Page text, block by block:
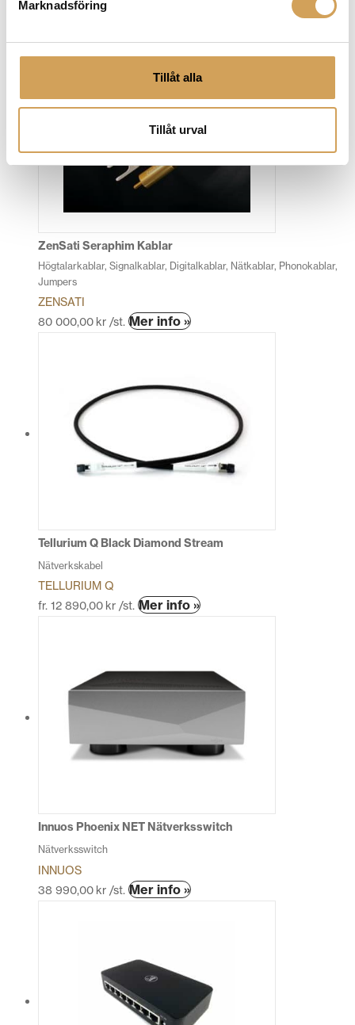
Marknadsföring
Tillåt alla
Tillåt urval
ZenSati Seraphim Kablar
Högtalarkablar, Signalkablar, Digitalkablar, Nätkablar, Phonokablar,
Jumpers
ZENSATI
80 000,00 kr /st. Mer info »Den
flera
varianter.
olika
alternativen
produktsidan
Tellurium Q Black Diamond Stream
Nätverkskabel
TELLURIUM Q
fr. 12 890,00 kr /st. Mer info »Den
flera
varianter.
De
alternativen
produktsidan
Innuos Phoenix NET Nätverksswitch
Nätverksswitch
INNUOS
38 990,00 kr /st. Mer info »Den
varianter.
De
olika